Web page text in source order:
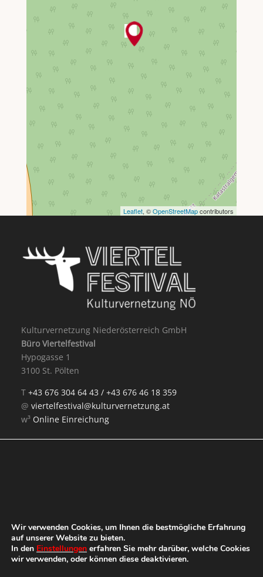
Leaflet, ©OpenStreetMapcontributors
Kulturvernetzung Niederösterreich GmbH
Büro Viertelfestival
Hypogasse 1
3100 St. Pölten
T+43 676 304 64 43 /+43 676 46 18 359
@viertelfestival@kulturvernetzung.at
w³ Online Einreichung
Wir verwenden Cookies, um Ihnen die bestmögliche Erfahrung
auf unserer Website zu bieten.
In den Einstellungen erfahren Sie mehr darüber, welche Cookies
wir verwenden, oder können diese deaktivieren.